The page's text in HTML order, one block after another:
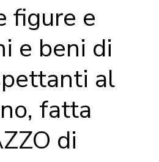
figure e
e beni di
al
fatta
di